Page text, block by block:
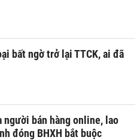
bất ngờ trở lại TTCK, ai đã
người bán hàng online, lao
đóng BHXH bắt buộc